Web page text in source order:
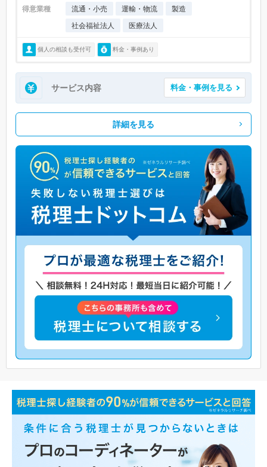
得意業種 流通・小売 運輸・物流
製造
社会福祉法人
医療法人
個人の相談も受付可 料金・事例あり
サービス内容 料金・事例を見る
詳細を見る